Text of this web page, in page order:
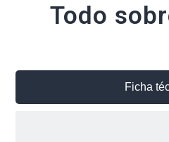
Todo
Ficha